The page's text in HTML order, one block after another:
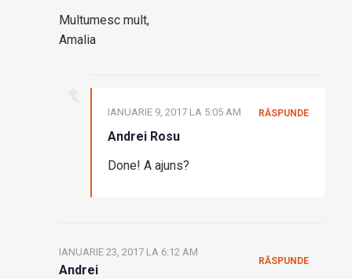
Multumesc mult,
Amalia
Andrei Rosu
IANUARIE 9, 2017 LA 5:05 AM
Done! A ajuns?
RĂSPUNDE
Andrei
IANUARIE 23, 2017 LA 6:12 AM
RĂSPUNDE